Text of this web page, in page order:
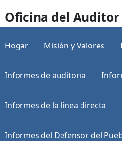
Oficina del Auditor
Hogar Misión y Valores
Informes de auditoría
Informes de la línea directa
Informes del Defensor del